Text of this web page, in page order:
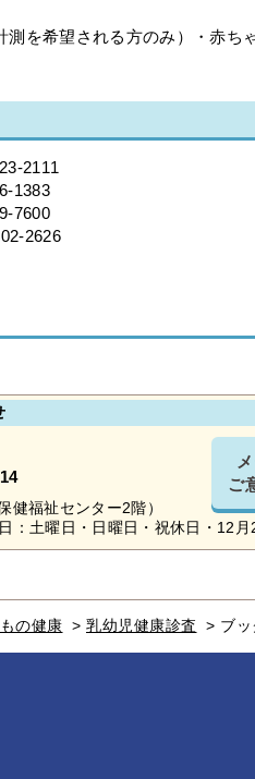
を希望される方のみ）・赤ち
2111
1383
7600
2626
ご
福祉センター2階）
土曜日・日曜日・祝休日・12月
の健康 > 乳幼児健康診査 > ブ